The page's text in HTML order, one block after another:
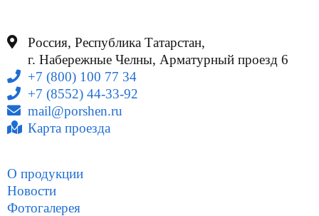
Россия, Республика Татарстан,
г. Набережные Челны, Арматурный проезд 6
+7 (800) 100 77 34
+7 (8552) 44-33-92
mail@porshen.ru
Карта проезда
О продукции
Новости
Фотогалерея